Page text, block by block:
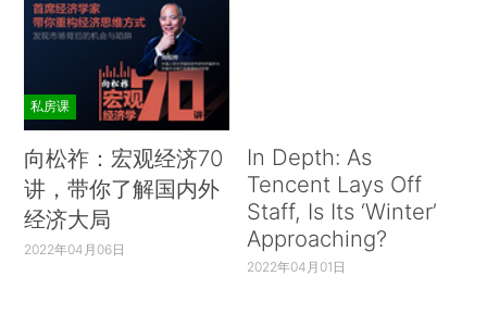
私房课
向松祚：宏观经济70
讲，带你了解国内外
经济大局
2022年04月06日
In Depth: As
Tencent Lays Off
Staff, Is Its ‘Winter’
Approaching?
2022年04月01日